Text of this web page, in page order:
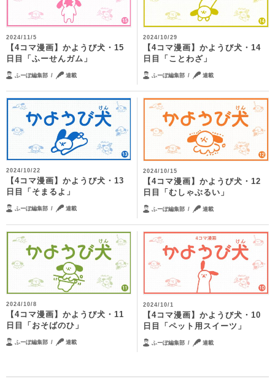
2024/11/5
【4コマ漫画】かようび犬・15
日目「ふーせんガム」
ふーぽ編集部 連載
2024/10/29
【4コマ漫画】かようび犬・14
日目「ことわざ」
ふーぽ編集部 連載
2024/10/22
【4コマ漫画】かようび犬・13
日目「そまるよ」
ふーぽ編集部 連載
2024/10/15
【4コマ漫画】かようび犬・12
日目「むしゃぶるい」
ふーぽ編集部 連載
2024/10/8
【4コマ漫画】かようび犬・11
日目「おそばのひ」
ふーぽ編集部 連載
2024/10/1
【4コマ漫画】かようび犬・10
日目「ペット用スイーツ」
ふーぽ編集部 連載